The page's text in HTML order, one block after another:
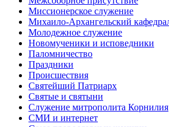
Миссионерское служение
Михаило-Архангельский
Молодежное служение
Новомученики и исповедники
Паломничество
Праздники
Происшествия
Святейший Патриарх
Святые и святыни
Служение митрополита Корнилия
СМИ и интернет